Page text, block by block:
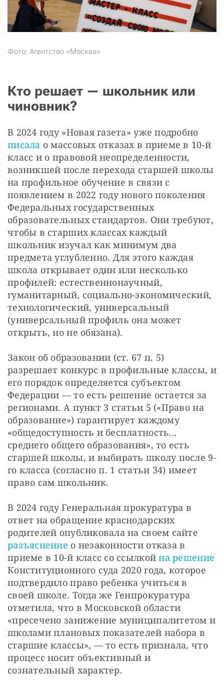
Фото: Агентство «Москва»
Кто решает — школьник или
чиновник?
В 2024 году «Новая газета» уже подробно
писала о массовых отказах в приеме в 10-й
класс и о правовой неопределенности,
возникшей после перехода старшей школы
на профильное обучение в связи с
появлением в 2022 году нового поколения
Федеральных государственных
образовательных стандартов. Они требуют,
чтобы в старших классах каждый
школьник изучал как минимум два
предмета углубленно. Для этого каждая
школа открывает один или несколько
профилей: естественнонаучный,
гуманитарный, социально-экономический,
технологический, универсальный
(универсальный профиль она может
открыть, но не обязана).
Закон об образовании (ст. 67 п. 5)
разрешает конкурс в профильные классы, и
его порядок определяется субъектом
Федерации — то есть решение остается за
регионами. А пункт 3 статьи 5 («Право на
образование») гарантирует каждому
«общедоступность и бесплатность…
среднего общего образования», то есть
старшей школы, и выбирать школу после 9-
го класса (согласно п. 1 статьи 34) имеет
право сам школьник.
В 2024 году Генеральная прокуратура в
ответ на обращение краснодарских
разъяснение о незаконности отказа в
приеме в 10-й класс со ссылкой на решение
Конституционного суда 2020 года, которое
подтвердило право ребенка учиться в
своей школе. Тогда же Генпрокуратура
отметила, что в Московской области
«пресечено занижение муниципалитетом и
школами плановых показателей набора в
старшие классы», — то есть признала, что
процесс носит объективный и
сознательный характер.